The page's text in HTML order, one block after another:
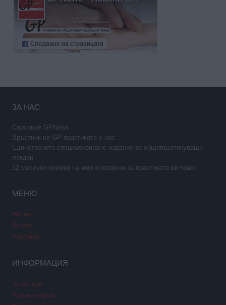
ЗА НАС
Списание GPNews
Връстник на GP практиката у нас
Единственото специализирано издание за общопрактикуващи
лекари
12 месечни книжки на жизненоважни за практиката ви теми
МЕНЮ
Начало
За нас
Контакти
ИНФОРМАЦИЯ
За автори
Етични норми